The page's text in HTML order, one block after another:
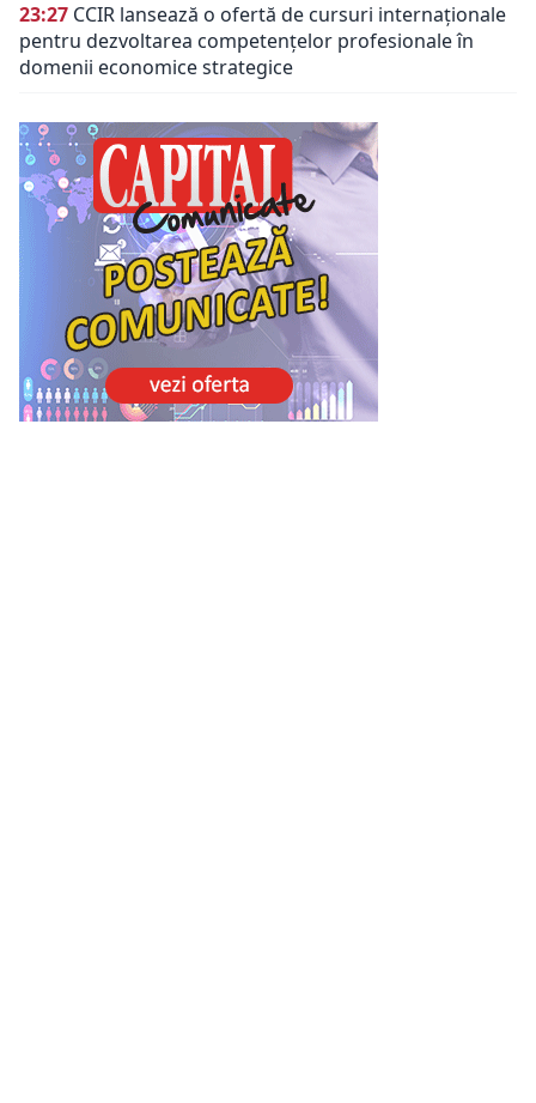
23:27 CCIR lansează o ofertă de cursuri internaționale
pentru dezvoltarea competențelor profesionale în
domenii economice strategice